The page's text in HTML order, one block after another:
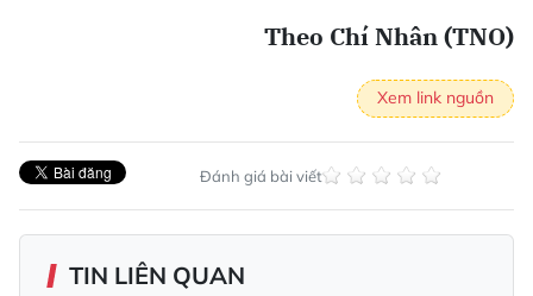
Theo Chí Nhân (TNO)
Xem link nguồn
Đánh giá bài viết
TIN LIÊN QUAN